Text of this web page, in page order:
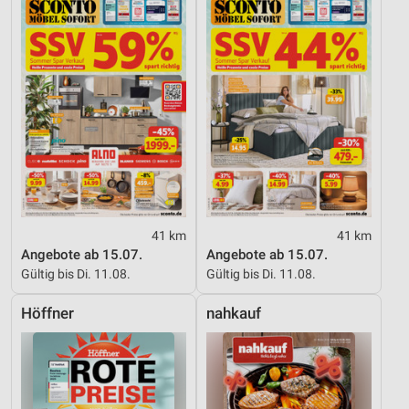
41 km
Angebote ab 15.07.
Gültig bis Di. 11.08.
41 km
Angebote ab 15.07.
Gültig bis Di. 11.08.
Höffner nahkauf
Messung der Performance von Inhalten
Analyse von Zielgruppen durch Statistiken oder
Kombinationen von Daten aus verschiedenen
Quellen
Entwicklung und Verbesserung der Angebote
Verwendung reduzierter Daten zur Auswahl von
Inhalten
IAB-Besonderheiten:
Verwendung genauer Standortdaten
Geräte anhand von aktiv angeforderten
Nicht-IAB-Verarbeitungszwecke:
Notwendig
Performance